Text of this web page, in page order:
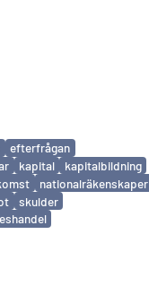
efterfrågan
kapital
kapitalbildning
nationalräkenskaper
skulder